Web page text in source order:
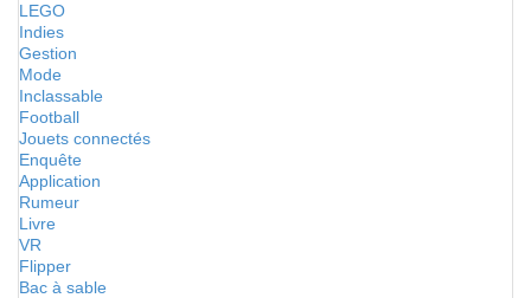
LEGO
Indies
Gestion
Mode
Inclassable
Football
Jouets connectés
Enquête
Application
Rumeur
Livre
VR
Flipper
Bac à sable